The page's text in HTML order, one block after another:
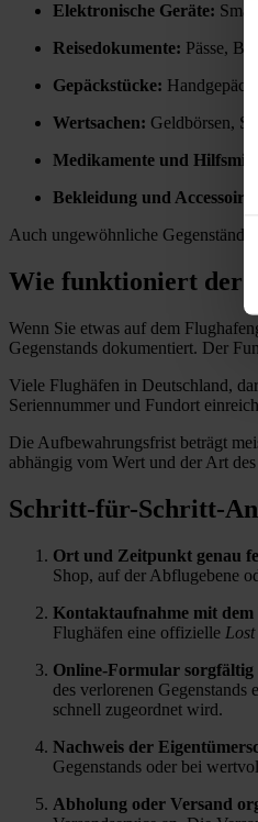
Elektronische Geräte:
Reisedokumente: Pässe,
Gepäckstücke:
Wertsachen: Geldbörsen,
Medikamente und
Bekleidung und Accessoires:
Auch ungewöhnliche
Wie funktioniert der
Wenn Sie etwas auf dem
Gegenstands dokumentiert. Der
Viele Flughäfen in Deutschland,
Seriennummer und Fundort
Die Aufbewahrungsfrist beträgt
abhängig vom Wert und der Art
Schritt-für-Schritt-
Ort und Zeitpunkt genau
Shop, auf der Abflugebene
Kontaktaufnahme mit
Flughäfen eine offizielle
Online-Formular sorgfältig
des verlorenen
schnell zugeordnet wird.
Nachweis der
Gegenstands oder bei
Abholung oder Versand